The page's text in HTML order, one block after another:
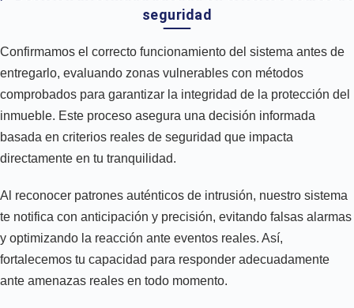
seguridad
Confirmamos el correcto funcionamiento del sistema antes de
entregarlo, evaluando zonas vulnerables con métodos
comprobados para garantizar la integridad de la protección del
inmueble. Este proceso asegura una decisión informada
basada en criterios reales de seguridad que impacta
directamente en tu tranquilidad.
Al reconocer patrones auténticos de intrusión, nuestro sistema
te notifica con anticipación y precisión, evitando falsas alarmas
y optimizando la reacción ante eventos reales. Así,
fortalecemos tu capacidad para responder adecuadamente
ante amenazas reales en todo momento.